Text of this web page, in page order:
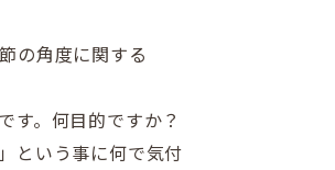
の角度に関する
す。何目的ですか？
という事に何で気付